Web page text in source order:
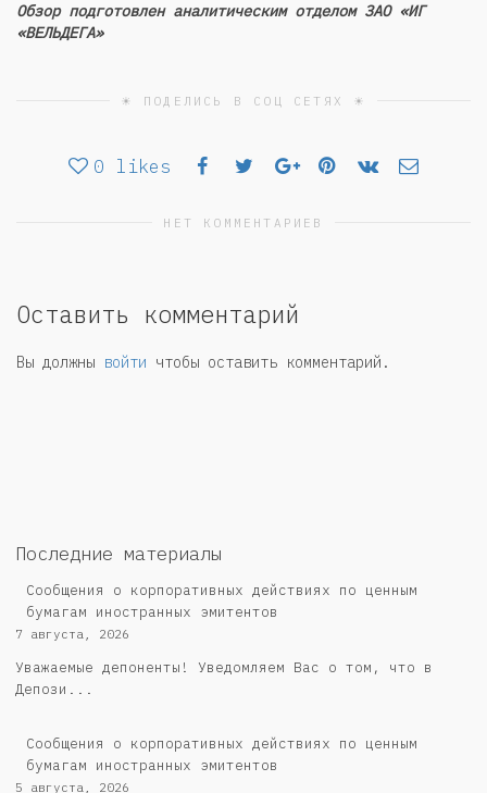
Обзор подготовлен аналитическим отделом ЗАО «ИГ
«ВЕЛЬДЕГА»
☀ ПОДЕЛИСЬ В СОЦ СЕТЯХ ☀
0 likes
НЕТ КОММЕНТАРИЕВ
Оставить комментарий
Вы должны войти чтобы оставить комментарий.
Последние материалы
Сообщения о корпоративных действиях по ценным
бумагам иностранных эмитентов
7 августа, 2026
Уважаемые депоненты! Уведомляем Вас о том, что в
Депози...
Сообщения о корпоративных действиях по ценным
бумагам иностранных эмитентов
5 августа, 2026